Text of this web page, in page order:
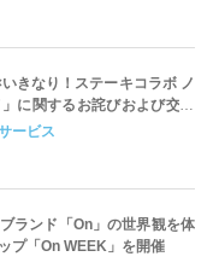
きなり！ステーキコラボ ノ
に関するお詫びおよび交換
ービス
ランド「On」の世界観を体
プ「On WEEK」を開催